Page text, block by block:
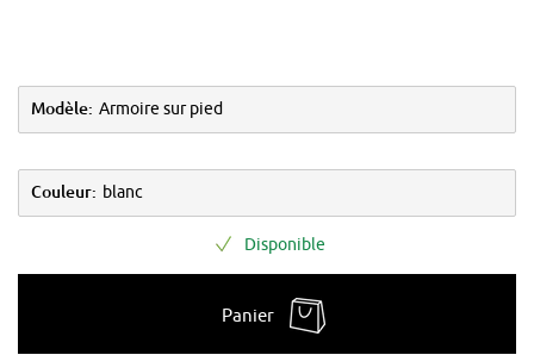
Modèle: Armoire sur pied
Couleur: blanc
Disponible
Panier